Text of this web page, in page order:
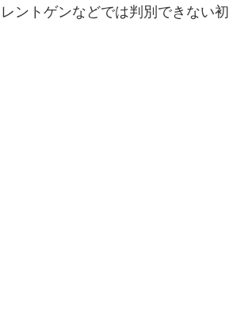
レントゲンなどでは判別できない